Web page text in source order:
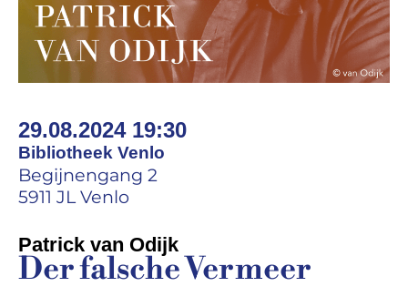
29.08.2024 19:30
Bibliotheek Venlo
Begijnengang 2
5911 JL Venlo
Patrick van Odijk
Der falsche Vermeer